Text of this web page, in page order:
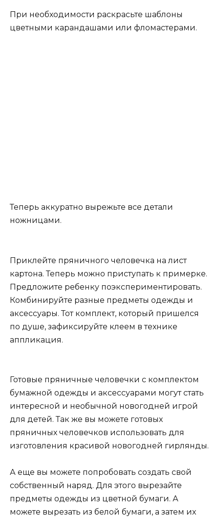
При необходимости раскрасьте шаблоны
цветными карандашами или фломастерами.
Теперь аккуратно вырежьте все детали
ножницами.
Приклейте пряничного человечка на лист
картона. Теперь можно приступать к примерке.
Предложите ребенку поэкспериментировать.
Комбинируйте разные предметы одежды и
аксессуары. Тот комплект, который пришелся
по душе, зафиксируйте клеем в технике
аппликация.
Готовые пряничные человечки с комплектом
бумажной одежды и аксессуарами могут стать
интересной и необычной новогодней игрой
для детей. Так же вы можете готовых
пряничных человечков использовать для
изготовления красивой новогодней гирлянды.
А еще вы можете попробовать создать свой
собственный наряд. Для этого вырезайте
предметы одежды из цветной бумаги. А
можете вырезать из белой бумаги, а затем их